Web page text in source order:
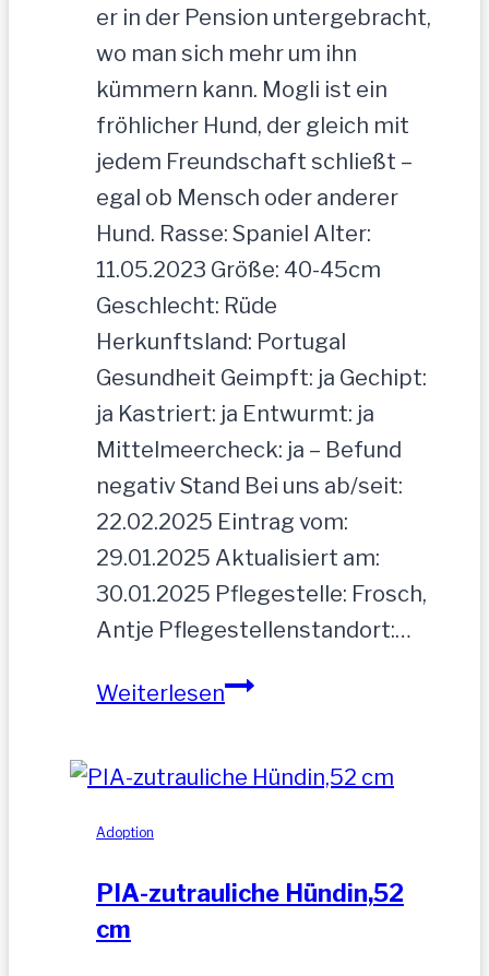
er in der Pension untergebracht,
wo man sich mehr um ihn
kümmern kann. Mogli ist ein
fröhlicher Hund, der gleich mit
jedem Freundschaft schließt –
egal ob Mensch oder anderer
Hund. Rasse: Spaniel Alter:
11.05.2023 Größe: 40-45cm
Geschlecht: Rüde
Herkunftsland: Portugal
Gesundheit Geimpft: ja Gechipt:
ja Kastriert: ja Entwurmt: ja
Mittelmeercheck: ja – Befund
negativ Stand Bei uns ab/seit:
22.02.2025 Eintrag vom:
29.01.2025 Aktualisiert am:
30.01.2025 Pflegestelle: Frosch,
Antje Pflegestellenstandort:…
WeiterlesenMOGLI
Adoption
PIA-zutrauliche Hündin,52
cm